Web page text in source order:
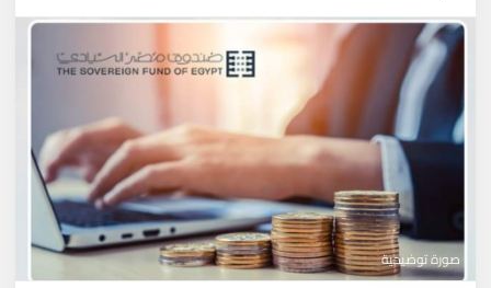
صورة توضيحية